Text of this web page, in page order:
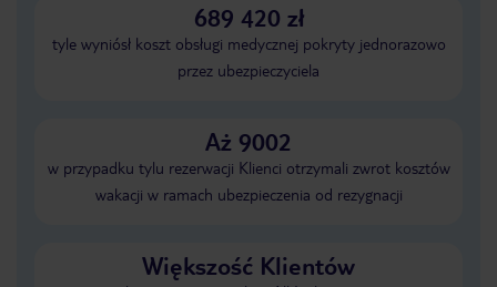
689 420 zł
tyle wyniósł koszt obsługi medycznej pokryty jednorazowo
przez ubezpieczyciela
Aż 9002
w przypadku tylu rezerwacji Klienci otrzymali zwrot kosztów
wakacji w ramach ubezpieczenia od rezygnacji
Większość Klientów